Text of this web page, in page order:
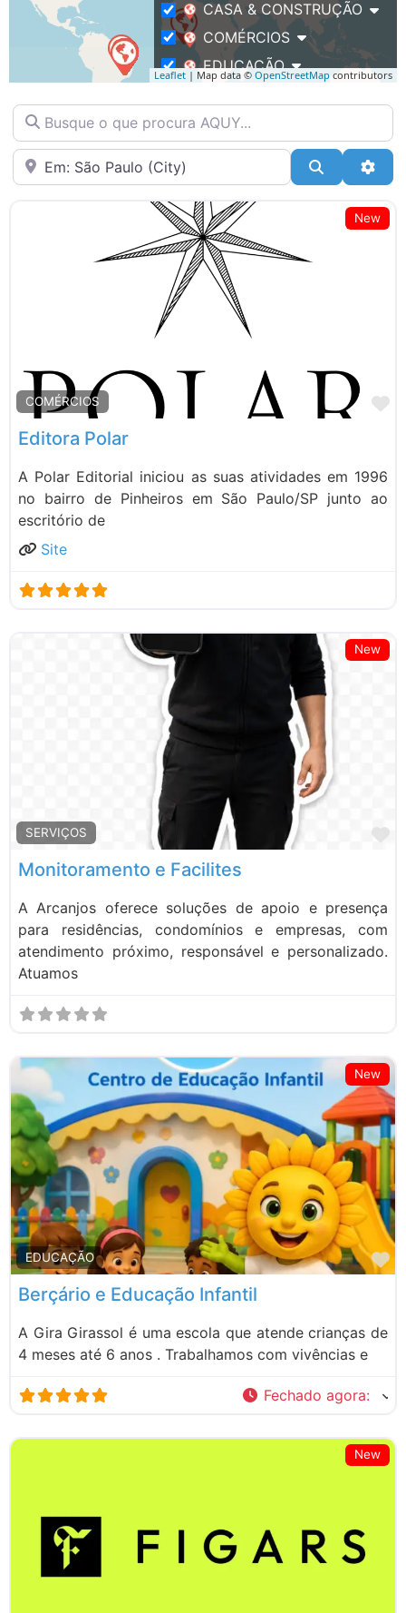
Leaflet | Map data © OpenStreetMap contributors
CASA & CONSTRUÇÃO
COMÉRCIOS
EDUCAÇÃO
FITNESS / BEM-ESTAR
IMÓVEIS
SAÚDE
SERVIÇOS
TECNOLOGIA
TRANSPORTE & LOGÍSTICA
Busque o que procura AQUY…
Bairro
Pesquisar
New
COMÉRCIOS
Editora Polar
A Polar Editorial iniciou as suas atividades em 1996
no bairro de Pinheiros em São Paulo/SP junto ao
escritório de
Site
New
SERVIÇOS
Monitoramento e Facilites
A Arcanjos oferece soluções de apoio e presença
para residências, condomínios e empresas, com
atendimento próximo, responsável e personalizado.
Atuamos
New
EDUCAÇÃO
Berçário e Educação Infantil
A Gira Girassol é uma escola que atende crianças de
4 meses até 6 anos . Trabalhamos com vivências e
Fechado agora:
New